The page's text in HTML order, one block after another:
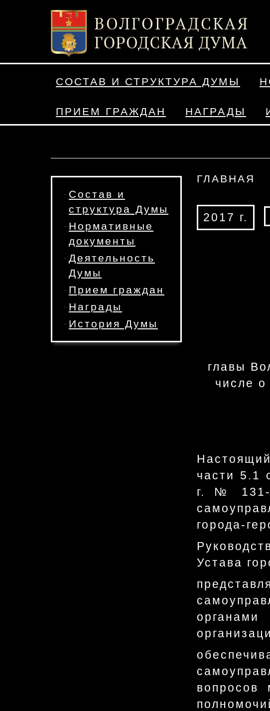
СОСТАВ И СТРУКТУРА ДУМЫ
ПРИЕМ ГРАЖДАН НАГРАДЫ
Состав и
структура Думы
Нормативные
документы
Деятельность
Думы
Прием граждан
Награды
История Думы
ГЛАВНАЯ
2017 г.
главы
числе о
части 5.1
г. № 131-
города-
Устава
вопросов